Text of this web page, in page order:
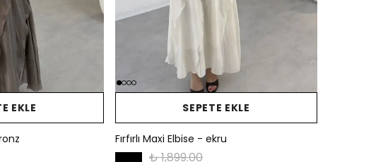
EKLE SEPETE EKLE
Fırfırlı Maxi Elbise - ekru
₺ 1,899.00